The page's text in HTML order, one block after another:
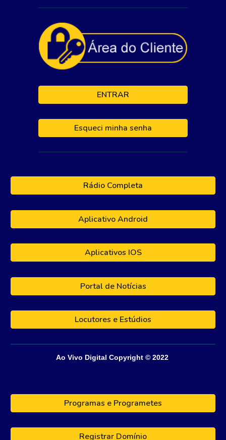
ENTRAR
Esqueci minha senha
Rádio Completa
Aplicativo Android
Aplicativos IOS
Portal de Notícias
Locutores e Estúdios
Ao Vivo Digital Copyright © 2022
Programas e Programetes
Registrar Domínio